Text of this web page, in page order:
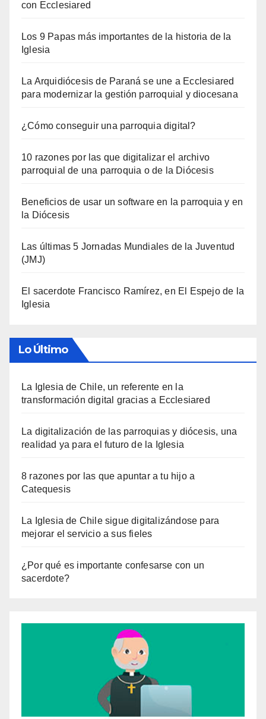
con Ecclesiared
Los 9 Papas más importantes de la historia de la
Iglesia
La Arquidiócesis de Paraná se une a Ecclesiared
para modernizar la gestión parroquial y diocesana
¿Cómo conseguir una parroquia digital?
10 razones por las que digitalizar el archivo
parroquial de una parroquia o de la Diócesis
Beneficios de usar un software en la parroquia y en
la Diócesis
Las últimas 5 Jornadas Mundiales de la Juventud
(JMJ)
El sacerdote Francisco Ramírez, en El Espejo de la
Iglesia
Lo Último
La Iglesia de Chile, un referente en la
transformación digital gracias a Ecclesiared
La digitalización de las parroquias y diócesis, una
realidad ya para el futuro de la Iglesia
8 razones por las que apuntar a tu hijo a
Catequesis
La Iglesia de Chile sigue digitalizándose para
mejorar el servicio a sus fieles
¿Por qué es importante confesarse con un
sacerdote?